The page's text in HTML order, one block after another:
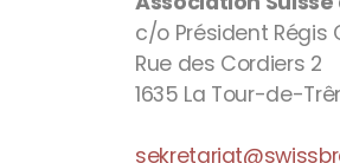
c/o Président Régis
Rue des Cordiers 2
1635 La Tour-de-